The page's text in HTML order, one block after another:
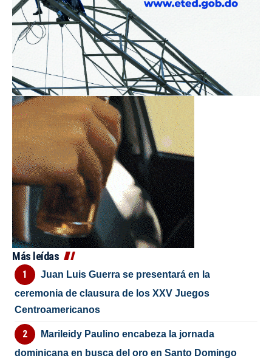
Más leídas
Juan Luis Guerra se presentará en la
ceremonia de clausura de los XXV Juegos
Centroamericanos
Marileidy Paulino encabeza la jornada
dominicana en busca del oro en Santo Domingo